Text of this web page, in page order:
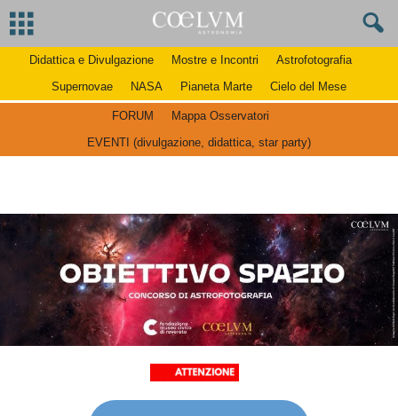
Didattica e Divulgazione Mostre e Incontri
Astrofotografia
Supernovae
NASA Pianeta Marte Cielo del Mese
FORUM
Mappa Osservatori
EVENTI (divulgazione, didattica, star party)